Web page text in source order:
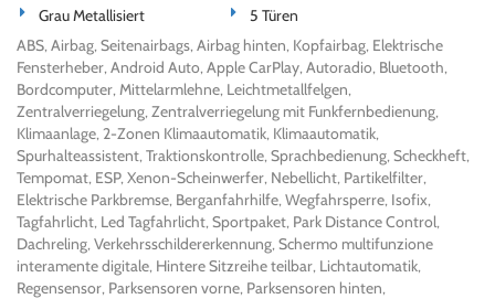
Grau Metallisiert
5 Türen
ABS, Airbag, Seitenairbags, Airbag hinten, Kopfairbag, Elektrische
Fensterheber, Android Auto, Apple CarPlay, Autoradio, Bluetooth,
Bordcomputer, Mittelarmlehne, Leichtmetallfelgen,
Zentralverriegelung, Zentralverriegelung mit Funkfernbedienung,
Klimaanlage, 2-Zonen Klimaautomatik, Klimaautomatik,
Spurhalteassistent, Traktionskontrolle, Sprachbedienung, Scheckheft,
Tempomat, ESP, Xenon-Scheinwerfer, Nebellicht, Partikelfilter,
Elektrische Parkbremse, Berganfahrhilfe, Wegfahrsperre, Isofix,
Tagfahrlicht, Led Tagfahrlicht, Sportpaket, Park Distance Control,
Dachreling, Verkehrsschildererkennung, Schermo multifunzione
interamente digitale, Hintere Sitzreihe teilbar, Lichtautomatik,
Regensensor, Parksensoren vorne, Parksensoren hinten,